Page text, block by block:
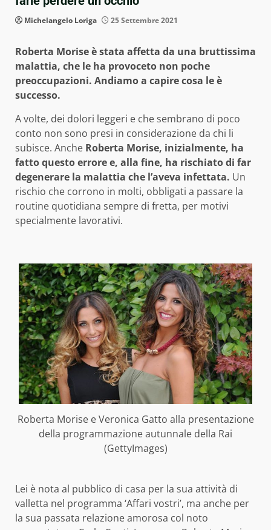
Michelangelo Loriga 25 Settembre 2021
Roberta Morise è stata affetta da una bruttissima
malattia, che le ha provoceto non poche
preoccupazioni. Andiamo a capire cosa le è
successo.
A volte, dei dolori leggeri e che sembrano di poco
conto non sono presi in considerazione da chi li
subisce. Anche Roberta Morise, inizialmente, ha
fatto questo errore e, alla fine, ha rischiato di far
degenerare la malattia che l’aveva infettata. Un
rischio che corrono in molti, obbligati a passare la
routine quotidiana sempre di fretta, per motivi
specialmente lavorativi.
Roberta Morise e Veronica Gatto alla presentazione
della programmazione autunnale della Rai
(GettyImages)
Lei è nota al pubblico di casa per la sua attività di
valletta nel programma ‘Affari vostri’, ma anche per
la sua passata relazione amorosa col noto